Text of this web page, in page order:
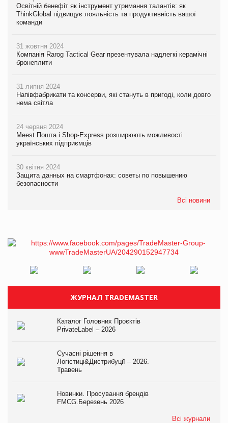
Освітній бенефіт як інструмент утримання талантів: як
ThinkGlobal підвищує лояльність та продуктивність вашої
команди
31 жовтня 2024
Компанія Rarog Tactical Gear презентувала надлегкі керамічні
бронеплити
31 липня 2024
Напівфабрикати та консерви, які стануть в пригоді, коли довго
нема світла
24 червня 2024
Meest Пошта і Shop-Express розширюють можливості
українських підприємців
30 квітня 2024
Защита данных на смартфонах: советы по повышению
безопасности
Всі новини
ЖУРНАЛ TRADEMASTER
Каталог Головних Проєктів
PrivateLabel – 2026
Сучасні рішення в
Логістиці&Дистрибуції – 2026.
Травень
Новинки. Просування брендів
FMCG.Березень 2026
Всі журнали